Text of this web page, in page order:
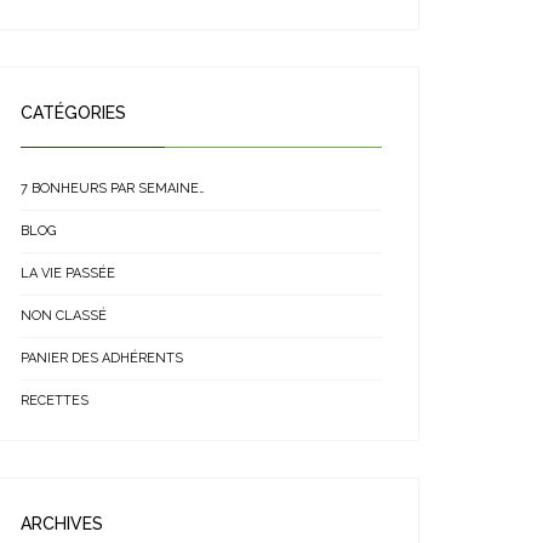
CATÉGORIES
7 BONHEURS PAR SEMAINE…
BLOG
LA VIE PASSÉE
NON CLASSÉ
PANIER DES ADHÉRENTS
RECETTES
ARCHIVES